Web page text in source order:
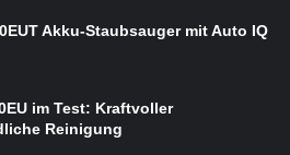
Akku-Staubsauger mit Auto IQ
im Test: Kraftvoller
Reinigung